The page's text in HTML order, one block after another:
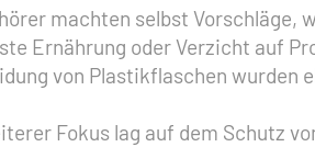
machten selbst Vorschläge,
Ernährung oder Verzicht auf
von Plastikflaschen wurden
Fokus lag auf dem Schutz